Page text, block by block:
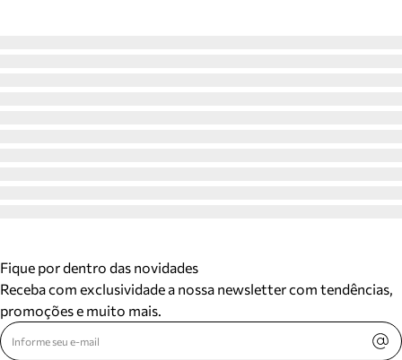
Fique por dentro das novidades
Receba com exclusividade a nossa newsletter com tendências,
promoções e muito mais.